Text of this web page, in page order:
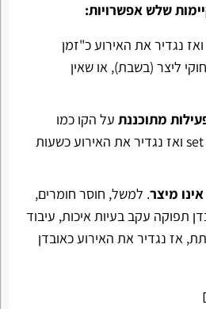
שלש אפשרויות:
ואז נגדיר את האירוע כ"זמן
ליצר (בשבת), או שאין
מתוכננתעל הקו כמו
אחזקה מונעת, או set up ואז נגדיר את האירוע כשעות
מיצר. למשל, חוסר חומרים,
תפוקה עקב בעיות איכות, עיבוד
אז נגדיר את האירוע כאובדן